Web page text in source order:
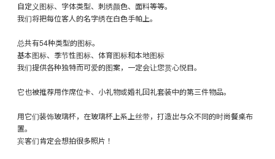
自定义图标、字体类型、刺绣颜色、面料等等。
我们将把每位客人的名字绣在白色手帕上。
总共有54种类型的图标。
基本图标、季节性图标、体育图标和本地图标
我们提供各种独特而可爱的图案，一定会让您赏心悦目。
它也被推荐用作席位卡、小礼物或婚礼回礼套装中的第三件物品。
用它们装饰玻璃杯，在玻璃杯上系上丝带，打造出与众不同的时尚餐桌布
置。
宾客们肯定会想拍很多照片！